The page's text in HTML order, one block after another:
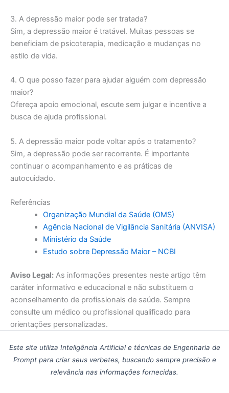
3. A depressão maior pode ser tratada?
Sim, a depressão maior é tratável. Muitas pessoas se
beneficiam de psicoterapia, medicação e mudanças no
estilo de vida.
4. O que posso fazer para ajudar alguém com depressão
maior?
Ofereça apoio emocional, escute sem julgar e incentive a
busca de ajuda profissional.
5. A depressão maior pode voltar após o tratamento?
Sim, a depressão pode ser recorrente. É importante
continuar o acompanhamento e as práticas de
autocuidado.
Referências
Organização Mundial da Saúde (OMS)
Agência Nacional de Vigilância Sanitária (ANVISA)
Ministério da Saúde
Estudo sobre Depressão Maior – NCBI
Aviso Legal: As informações presentes neste artigo têm
caráter informativo e educacional e não substituem o
aconselhamento de profissionais de saúde. Sempre
consulte um médico ou profissional qualificado para
orientações personalizadas.
Este site utiliza Inteligência Artificial e técnicas de Engenharia de
Prompt para criar seus verbetes, buscando sempre precisão e
relevância nas informações fornecidas.